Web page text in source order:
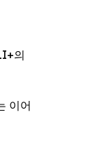
의
이어